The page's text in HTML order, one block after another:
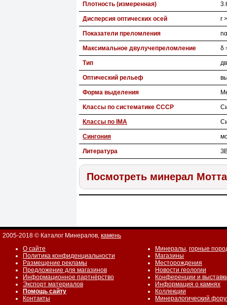
Плотность (измеренная)
Дисперсия оптических осей r
Показатели преломления
Максимальное двулучепреломление δ
Тип
Оптический рельеф
Форма выделения
Классы по систематике СССР
Классы по IMA
Сингония
Литература
Посмотреть минерал
2005-2018 © Каталог Минералов, камень
О сайте
Политика конфиденциальности
Размещение рекламы
Предложение для магазинов
Информационное партнёрство
Экспорт материалов
Помощь сайту
Контакты
Минералы, горные
Магазины
Месторождения
Новости геологии
Конференции и
Информация о камнях
Коллекции
Минералогический